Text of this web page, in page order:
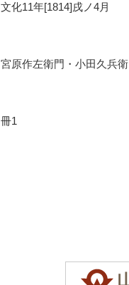
文化11年[1814]戌ノ4月
宮原作左衛門・小田久兵衛
冊1